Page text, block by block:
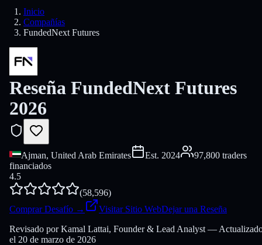
Inicio
Compañías
FundedNext Futures
Reseña FundedNext Futures
2026
Ajman, United Arab Emirates Est. 2024
97,800 traders
financiados
4.5
(58,596)
Comprar Desafío → Visitar Sitio WebDejar una Reseña
Revisado por Kamal Lattai, Founder & Lead Analyst —
el 20 de marzo de 2026